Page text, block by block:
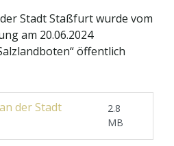
Stadt Staßfurt wurde vom
am 20.06.2024
öffentlich
der Stadt
2.8
MB